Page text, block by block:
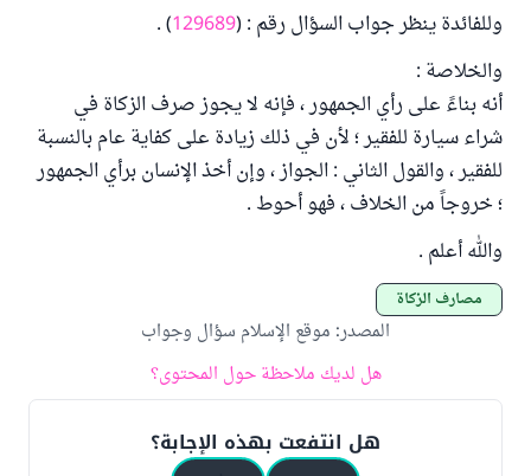
وللفائدة ينظر جواب السؤال رقم : (129689
) .
والخلاصة :
أنه بناءً على رأي الجمهور ، فإنه لا يجوز صرف الزكاة في
شراء سيارة للفقير ؛ لأن في ذلك زيادة على كفاية عام بالنسبة
للفقير ، والقول الثاني : الجواز ، وإن أخذ الإنسان برأي الجمهور
؛ خروجاً من الخلاف ، فهو أحوط .
والله أعلم .
مصارف الزكاة
المصدر: موقع الإسلام سؤال وجواب
هل لديك ملاحظة حول المحتوى؟
هل انتفعت بهذه الإجابة؟